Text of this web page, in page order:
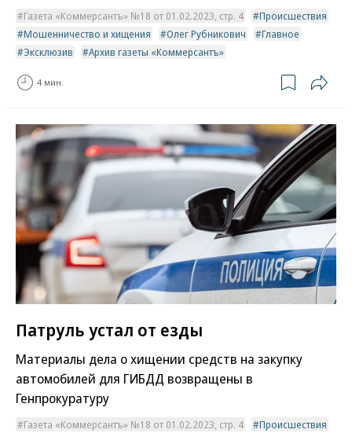
Газета «Коммерсантъ» №18 от 01.02.2023, стр. 4
Происшествия
Мошенничество и хищения
Олег Рубникович
Главное
Эксклюзив
Архив газеты «Коммерсантъ»
4 мин.
Патруль устал от езды
Материалы дела о хищении средств на закупку
автомобилей для ГИБДД возвращены в
Генпрокуратуру
Газета «Коммерсантъ» №18 от 01.02.2023, стр. 4
Происшествия